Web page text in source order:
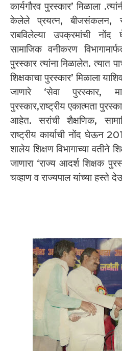
कार्यगौरव पुरस्कार’ मिळाला
केलेले प्रयत्न, बीजसंकलन,
राबविलेल्या उपक्रमांची नोंद
सामाजिक वनीकरण
पुरस्कार त्यांना मिळालेत. त्यात
शिक्षकाचा पुरस्कार’ मिळाला
जाणारे ‘सेवा पुरस्कार,
पुरस्कार,राष्ट्रीय एकात्मता
आहेत. सरांची शैक्षणिक,
राष्ट्रीय कार्याची नोंद घेऊन
शालेय शिक्षण विभागाच्या वतीने
जाणारा ‘राज्य आदर्श शिक्षक
चव्हाण व राज्यपाल यांच्या हस्ते